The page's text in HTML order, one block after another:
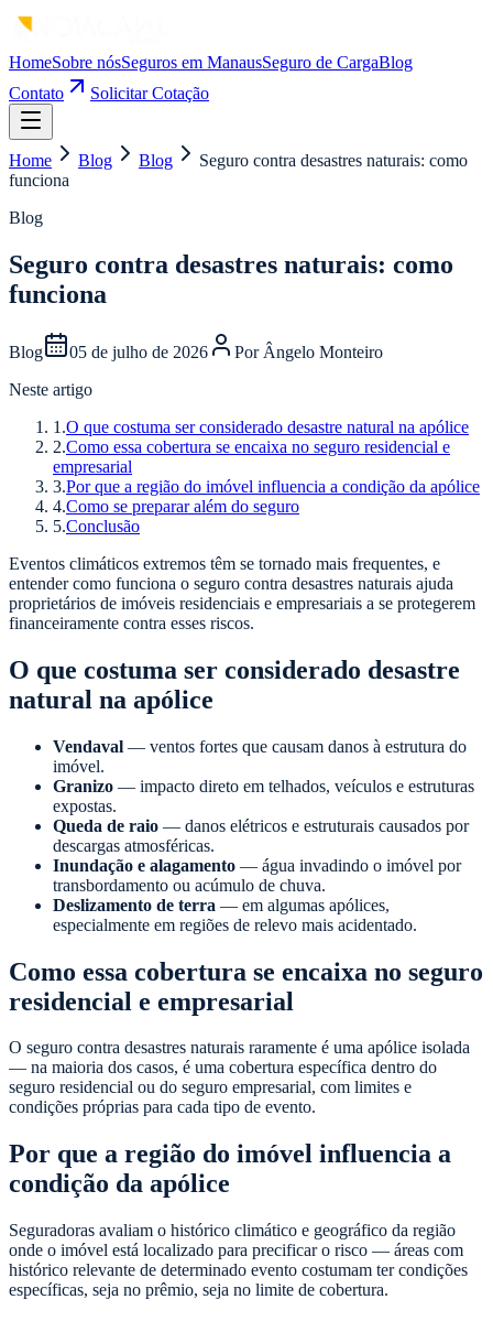
HomeSobre nósSeguros em ManausSeguro de CargaBlog
Contato
Solicitar Cotação
Home Blog Blog
Seguro contra desastres naturais: como
funciona
Blog
Seguro contra desastres naturais: como
funciona
Blog 05 de julho de 2026 Por Ângelo Monteiro
Neste artigo
1 .O que costuma ser considerado desastre natural na apólice
2.Como essa cobertura se encaixa no seguro residencial e
empresarial
3.Por que a região do imóvel influencia a condição da apólice
4.Como se preparar além do seguro
5.Conclusão
Eventos climáticos extremos têm se tornado mais frequentes, e
entender como funciona o seguro contra desastres naturais ajuda
proprietários de imóveis residenciais e empresariais a se protegerem
financeiramente contra esses riscos.
O que costuma ser considerado desastre
natural na apólice
Vendaval — ventos fortes que causam danos à estrutura do
imóvel.
Granizo — impacto direto em telhados, veículos e estruturas
expostas.
Queda de raio — danos elétricos e estruturais causados por
descargas atmosféricas.
Inundação e alagamento — água invadindo o imóvel por
transbordamento ou acúmulo de chuva.
Deslizamento de terra — em algumas apólices,
especialmente em regiões de relevo mais acidentado.
Como essa cobertura se encaixa no seguro
residencial e empresarial
O seguro contra desastres naturais raramente é uma apólice isolada
— na maioria dos casos, é uma cobertura específica dentro do
seguro residencial ou do seguro empresarial, com limites e
condições próprias para cada tipo de evento.
Por que a região do imóvel influencia a
condição da apólice
Seguradoras avaliam o histórico climático e geográfico da região
onde o imóvel está localizado para precificar o risco — áreas com
histórico relevante de determinado evento costumam ter condições
específicas, seja no prêmio, seja no limite de cobertura.